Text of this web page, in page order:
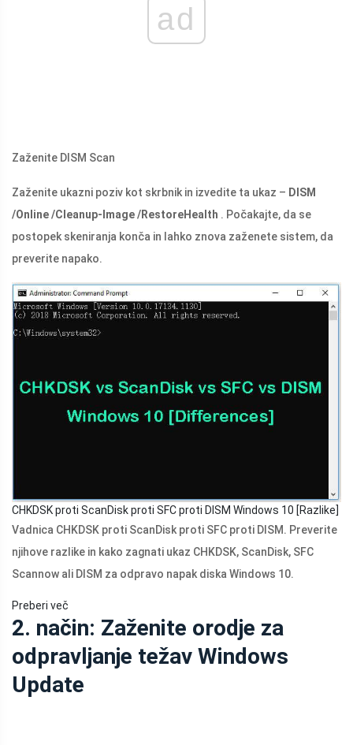
ad
Zaženite DISM Scan
Zaženite ukazni poziv kot skrbnik in izvedite ta ukaz – DISM
/Online /Cleanup-Image /RestoreHealth . Počakajte, da se
postopek skeniranja konča in lahko znova zaženete sistem, da
preverite napako.
CHKDSK proti ScanDisk proti SFC proti DISM Windows 10 [Razlike]
Vadnica CHKDSK proti ScanDisk proti SFC proti DISM. Preverite
njihove razlike in kako zagnati ukaz CHKDSK, ScanDisk, SFC
Scannow ali DISM za odpravo napak diska Windows 10.
Preberi več
2. način: Zaženite orodje za
odpravljanje težav Windows
Update